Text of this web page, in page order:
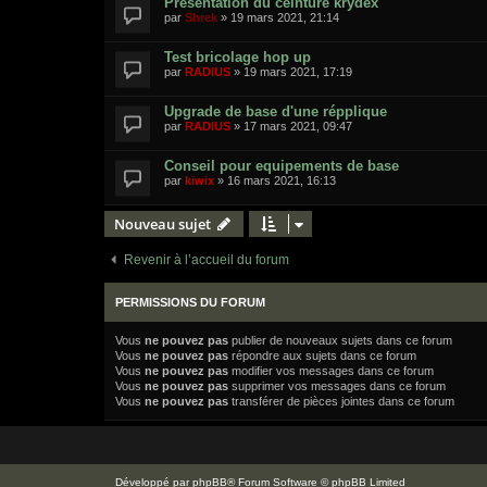
par Shrek » 19 mars 2021, 21:14
Test bricolage hop up
par RADIUS » 19 mars 2021, 17:19
Upgrade de base d'une répplique
par RADIUS » 17 mars 2021, 09:47
Conseil pour equipements de base
par kiwix » 16 mars 2021, 16:13
Nouveau sujet
Revenir à l’accueil du forum
PERMISSIONS DU FORUM
Vous ne pouvez pas publier de nouveaux sujets dans ce forum
Vous ne pouvez pas répondre aux sujets dans ce forum
Vous ne pouvez pas modifier vos messages dans ce forum
Vous ne pouvez pas supprimer vos messages dans ce forum
Vous ne pouvez pas transférer de pièces jointes dans ce forum
Développé parphpBB® Forum Software © phpBB Limited